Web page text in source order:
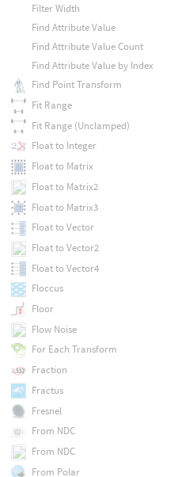
Filter Width
Find Attribute Value
Find Attribute Value Count
Find Attribute Value by Index
Find Point Transform
Fit Range
Fit Range (Unclamped)
Float to Integer
Float to Matrix
Float to Matrix2
Float to Matrix3
Float to Vector
Float to Vector2
Float to Vector4
Floccus
Floor
Flow Noise
For Each Transform
Fraction
Fractus
Fresnel
From NDC
From NDC
From Polar